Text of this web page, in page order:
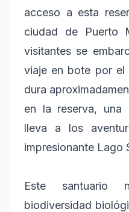
acceso a esta
ciudad de Puerto
visitantes se
viaje en bote por
dura
en la reserva, una
lleva a los
impresionante Lago
Este santuario
biodiversidad